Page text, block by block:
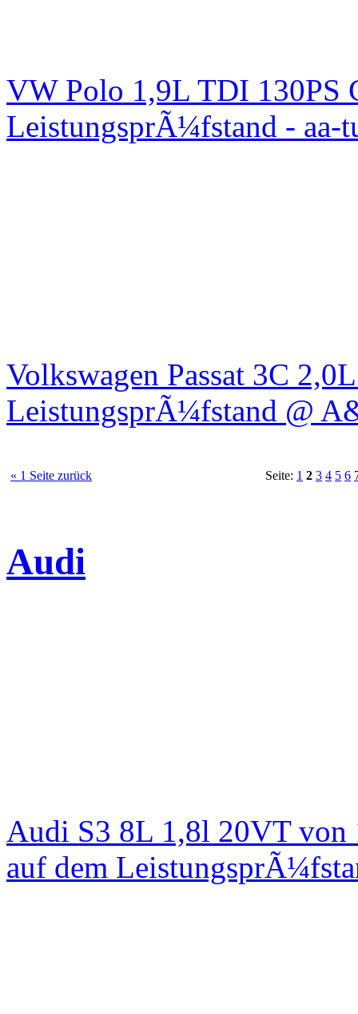
VW Polo 1,9L TDI 130PS
LeistungsprÃ¼fstand - aa-
Volkswagen Passat 3C
LeistungsprÃ¼fstand @
« 1 Seite zurück Seite: 1 2 3 4 5 6
Audi
Audi S3 8L 1,8l 20VT von
auf dem